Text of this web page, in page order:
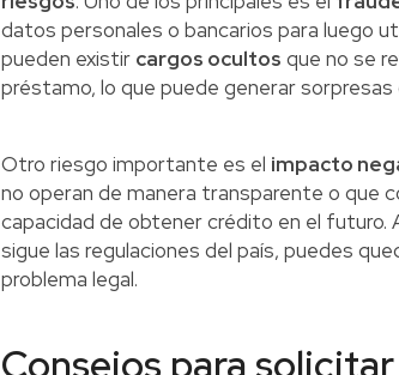
datos personales o bancarios para luego
pueden existir cargos ocultos que no se
préstamo, lo que puede generar
Otro riesgo importante es el impacto
no operan de manera transparente o que
capacidad de obtener crédito en el
sigue las regulaciones del país, puedes
problema legal.